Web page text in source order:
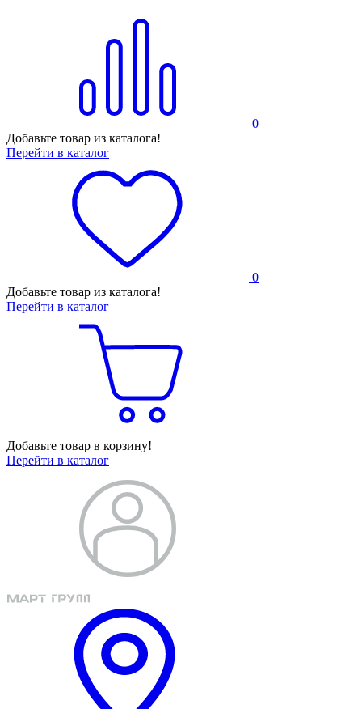
0
Добавьте товар из каталога!
Перейти в каталог
0
Добавьте товар из каталога!
Перейти в каталог
Добавьте товар в корзину!
Перейти в каталог